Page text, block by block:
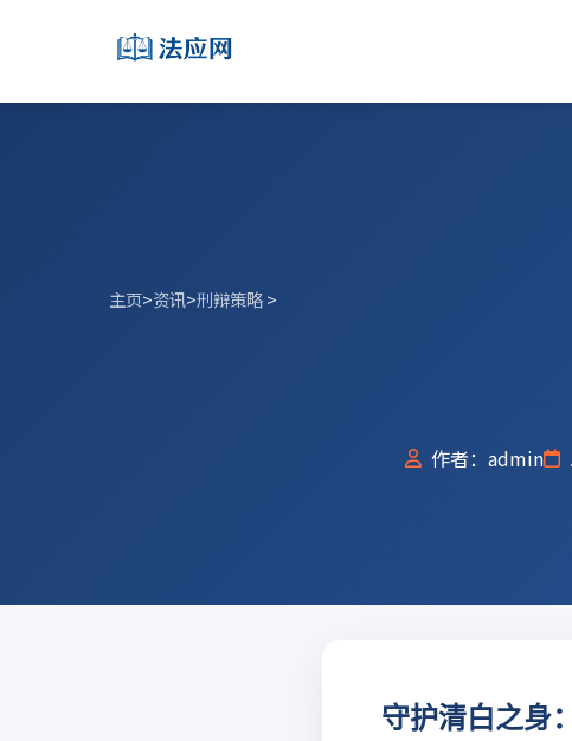
主页>资讯>刑辩策略>
作者：admin
守护清白之身